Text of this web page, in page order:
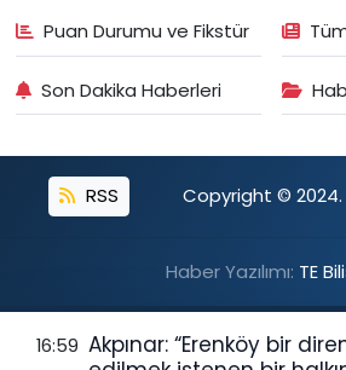
Puan Durumu ve Fikstür
Son Dakika Haberleri
RSS Copyright © 2024.
Haber Yazılımı: TE
16:59 Akpınar: “Erenköy bir